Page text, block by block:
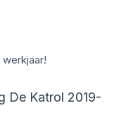
De Katrol 2019-